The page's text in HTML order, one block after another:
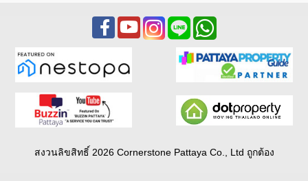
สงวนลิขสิทธิ์ 2026 Cornerstone Pattaya Co., Ltd ถูกต้อง